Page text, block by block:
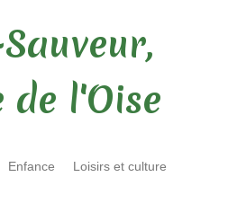
l'Oise
Enfance Loisirs et culture